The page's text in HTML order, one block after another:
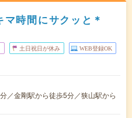
マ時間にサクッと＊
土日祝日が休み WEB登録OK
／金剛駅から徒歩5分／狭山駅から